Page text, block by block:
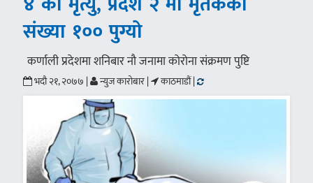
संख्या १०० पुग्यो
कर्णाली प्रदेशमा शनिबार नौ जनामा कोरोना संक्रमण पुष्टि
भदौ २१, २०७७ | न्युज कारोबार | काठमाडौं |